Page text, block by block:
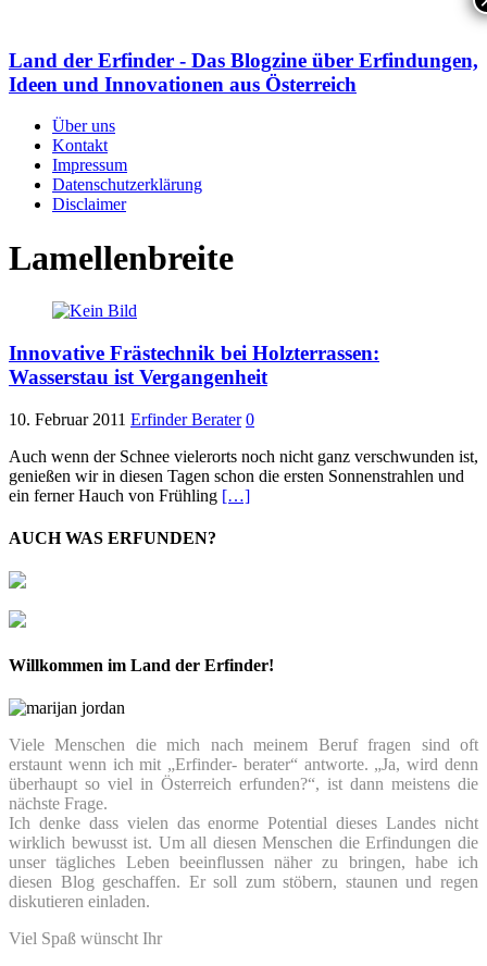
Land der Erfinder - Das Blogzine über Erfindungen,
Ideen und Innovationen aus Österreich
Über uns
Kontakt
Impressum
Datenschutzerklärung
Disclaimer
Lamellenbreite
Innovative Frästechnik bei Holzterrassen:
Wasserstau ist Vergangenheit
10. Februar 2011 Erfinder Berater 0
Auch wenn der Schnee vielerorts noch nicht ganz verschwunden ist,
genießen wir in diesen Tagen schon die ersten Sonnenstrahlen und
ein ferner Hauch von Frühling […]
AUCH WAS ERFUNDEN?
Willkommen im Land der Erfinder!
Viele Menschen die mich nach meinem Beruf fragen sind oft
erstaunt wenn ich mit „Erfinder- berater“ antworte. „Ja, wird denn
überhaupt so viel in Österreich erfunden?“, ist dann meistens die
nächste Frage.
Ich denke dass vielen das enorme Potential dieses Landes nicht
wirklich bewusst ist. Um all diesen Menschen die Erfindungen die
unser tägliches Leben beeinflussen näher zu bringen, habe ich
diesen Blog geschaffen. Er soll zum stöbern, staunen und regen
diskutieren einladen.
Viel Spaß wünscht Ihr